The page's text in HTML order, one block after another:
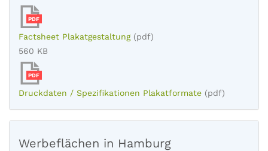
PDF
Factsheet Plakatgestaltung (pdf)
560 KB
PDF
Druckdaten / Spezifikationen Plakatformate (pdf)
Werbeflächen in Hamburg